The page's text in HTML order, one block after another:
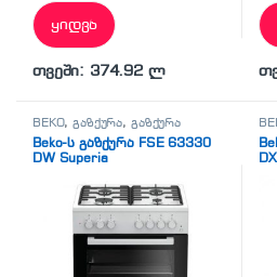
ყიდვა
თვეში: 374.92 ლ
BEKO,გაზქურა, გაზქურა
Beko-ს გაზქურა FSE 63330
DW Superia